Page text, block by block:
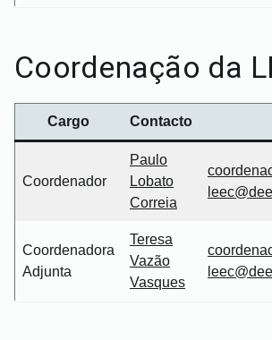
Coordenação da
Cargo Contacto
Coordenador
Paulo
Lobato
Correia
Coordenadora
Adjunta
Teresa
Vazão
Vasques